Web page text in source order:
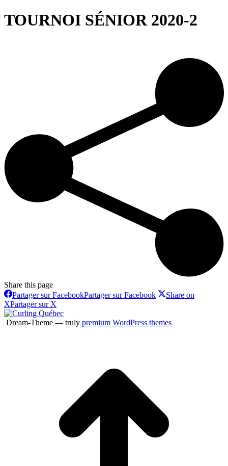
TOURNOI SÉNIOR 2020-2
Share this page
Partager sur FacebookPartager sur Facebook
Share on
XPartager sur X
Dream-Theme — truly premium WordPress themes